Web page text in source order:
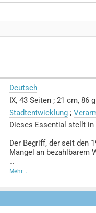
Deutsch
IX, 43 Seiten ; 21 cm, 86 g
Stadtentwicklung;
Dieses Essential stellt in
Der Begriff, der seit den
Mangel an bezahlbarem
Dabei wird deutlich,
verhindern.
Mehr...